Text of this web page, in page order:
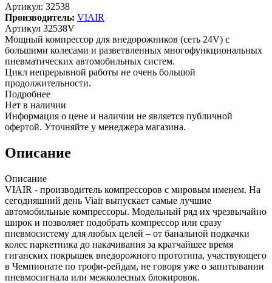
Артикул: 32538
Производитель: VIAIR
Артикул 32538V
Мощный компрессор для внедорожников (сеть 24V) с
большими колесами и разветвленных многофункциональных
пневматических автомобильных систем.
Цикл непрерывной работы не очень большой
продолжительности.
Подробнее
Нет в наличии
Информация о цене и наличии не является публичной
офертой. Уточняйте у менеджера магазина.
Описание
Описание
VIAIR - производитель компрессоров с мировым именем. На
сегодняшний день Viair выпускает самые лучшие
автомобильные компрессоры. Модельный ряд их чрезвычайно
широк и позволяет подобрать компрессор или сразу
пневмосистему для любых целей – от банальной подкачки
колес паркетника до накачивания за кратчайшее время
гиганских покрышек внедорожного прототипа, участвующего
в Чемпионате по трофи-рейдам, не говоря уже о запитывании
пневмосигнала или межколесных блокировок.